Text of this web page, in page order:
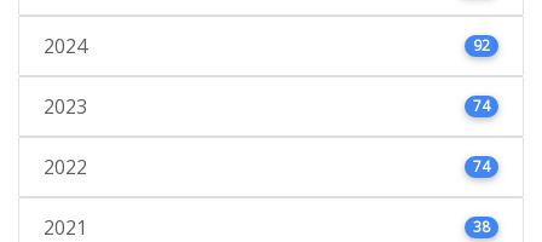
2024 92
2023 74
2022 74
2021 38